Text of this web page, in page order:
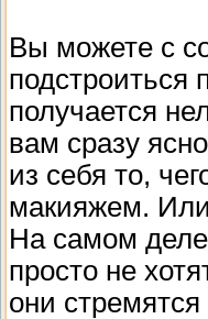
Вы можете с
подстроиться
получается
вам сразу
из себя то,
макияжем. Или
На самом
просто не
они стремятся